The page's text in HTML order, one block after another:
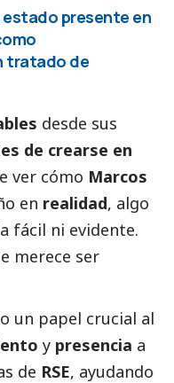
estado presente en
tratado de
desde sus
de crearse en
ver cómo Marcos
en realidad, algo
fácil ni evidente.
merece ser
un papel crucial al
y presencia a
de RSE, ayudando